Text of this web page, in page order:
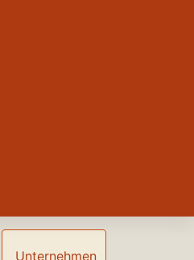
Unternehmen